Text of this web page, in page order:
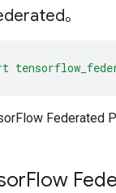
。
Federated
Flow